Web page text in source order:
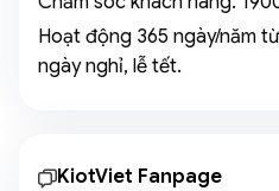
Hoạt động 365 ngày/năm
ngày nghỉ, lễ tết.
KiotViet Fanpage